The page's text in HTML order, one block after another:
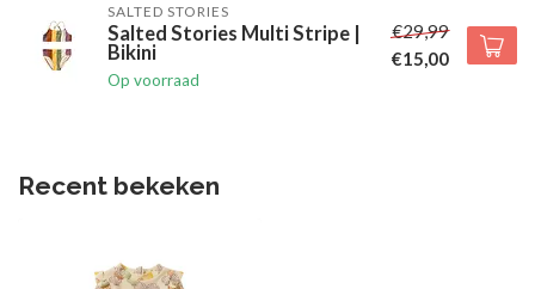
SALTED STORIES
Salted Stories Multi Stripe |
Bikini
Op voorraad
€29,99
€15,00
Recent bekeken